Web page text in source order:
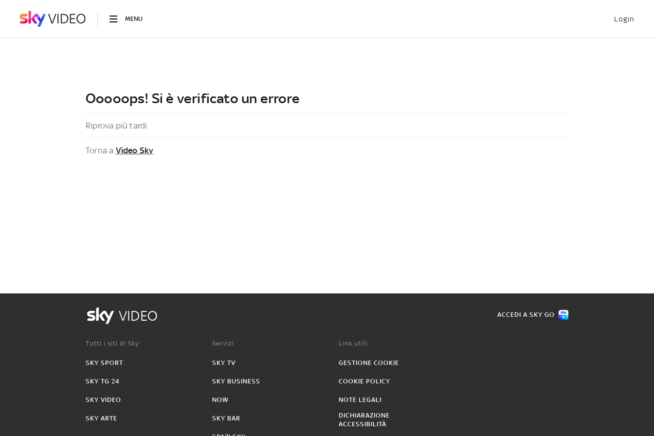
MENU Login
Ooooops! Si è verificato un errore
Riprova più tardi
Torna a Video Sky
VIDEO ACCEDI A SKY GO
Tutti i siti di Sky:
SKY SPORT
SKY TG 24
SKY VIDEO
SKY ARTE
Servizi:
SKY TV
SKY BUSINESS
NOW
SKY BAR
Link utili:
GESTIONE COOKIE
COOKIE POLICY
NOTE LEGALI
DICHIARAZIONE
ACCESSIBILITÀ